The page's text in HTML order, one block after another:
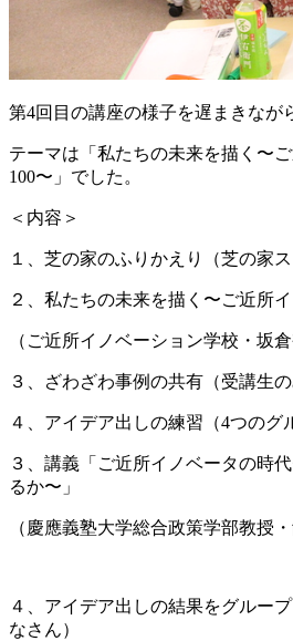
第4回目の講座の様子を遅まきなが
テーマは「私たちの未来を描く〜
100〜」でした。
＜内容＞
１、芝の家のふりかえり（芝の家
２、私たちの未来を描く〜ご近所
（ご近所イノベーション学校・坂倉
３、ざわざわ事例の共有（受講生の
４、アイデア出しの練習（4つのグ
３、講義「ご近所イノベータの時
るか〜」
（慶應義塾大学総合政策学部教授
４、アイデア出しの結果をグルー
なさん）